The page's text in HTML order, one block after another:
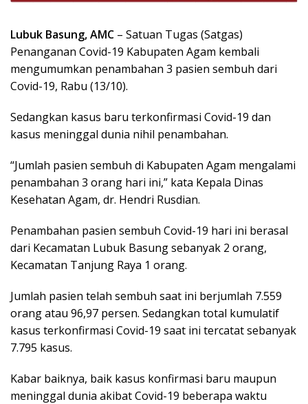
Lubuk Basung, AMC – Satuan Tugas (Satgas)
Penanganan Covid-19 Kabupaten Agam kembali
mengumumkan penambahan 3 pasien sembuh dari
Covid-19, Rabu (13/10).
Sedangkan kasus baru terkonfirmasi Covid-19 dan
kasus meninggal dunia nihil penambahan.
“Jumlah pasien sembuh di Kabupaten Agam mengalami
penambahan 3 orang hari ini,” kata Kepala Dinas
Kesehatan Agam, dr. Hendri Rusdian.
Penambahan pasien sembuh Covid-19 hari ini berasal
dari Kecamatan Lubuk Basung sebanyak 2 orang,
Kecamatan Tanjung Raya 1 orang.
Jumlah pasien telah sembuh saat ini berjumlah 7.559
orang atau 96,97 persen. Sedangkan total kumulatif
kasus terkonfirmasi Covid-19 saat ini tercatat sebanyak
7.795 kasus.
Kabar baiknya, baik kasus konfirmasi baru maupun
meninggal dunia akibat Covid-19 beberapa waktu